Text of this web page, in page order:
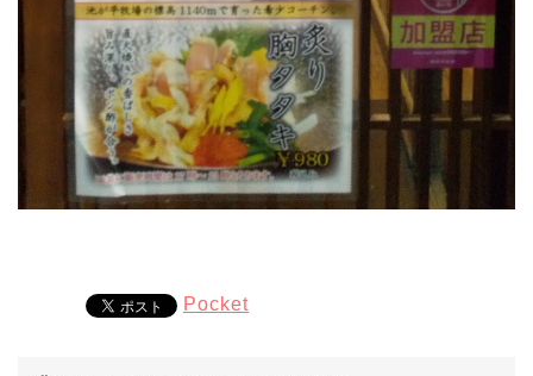
Pocket